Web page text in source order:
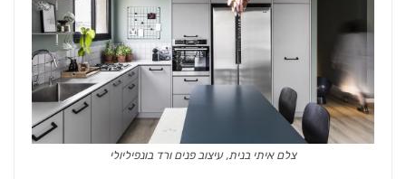
צלם איתי בנית, עיצוב פנים ורד בונפיליולי